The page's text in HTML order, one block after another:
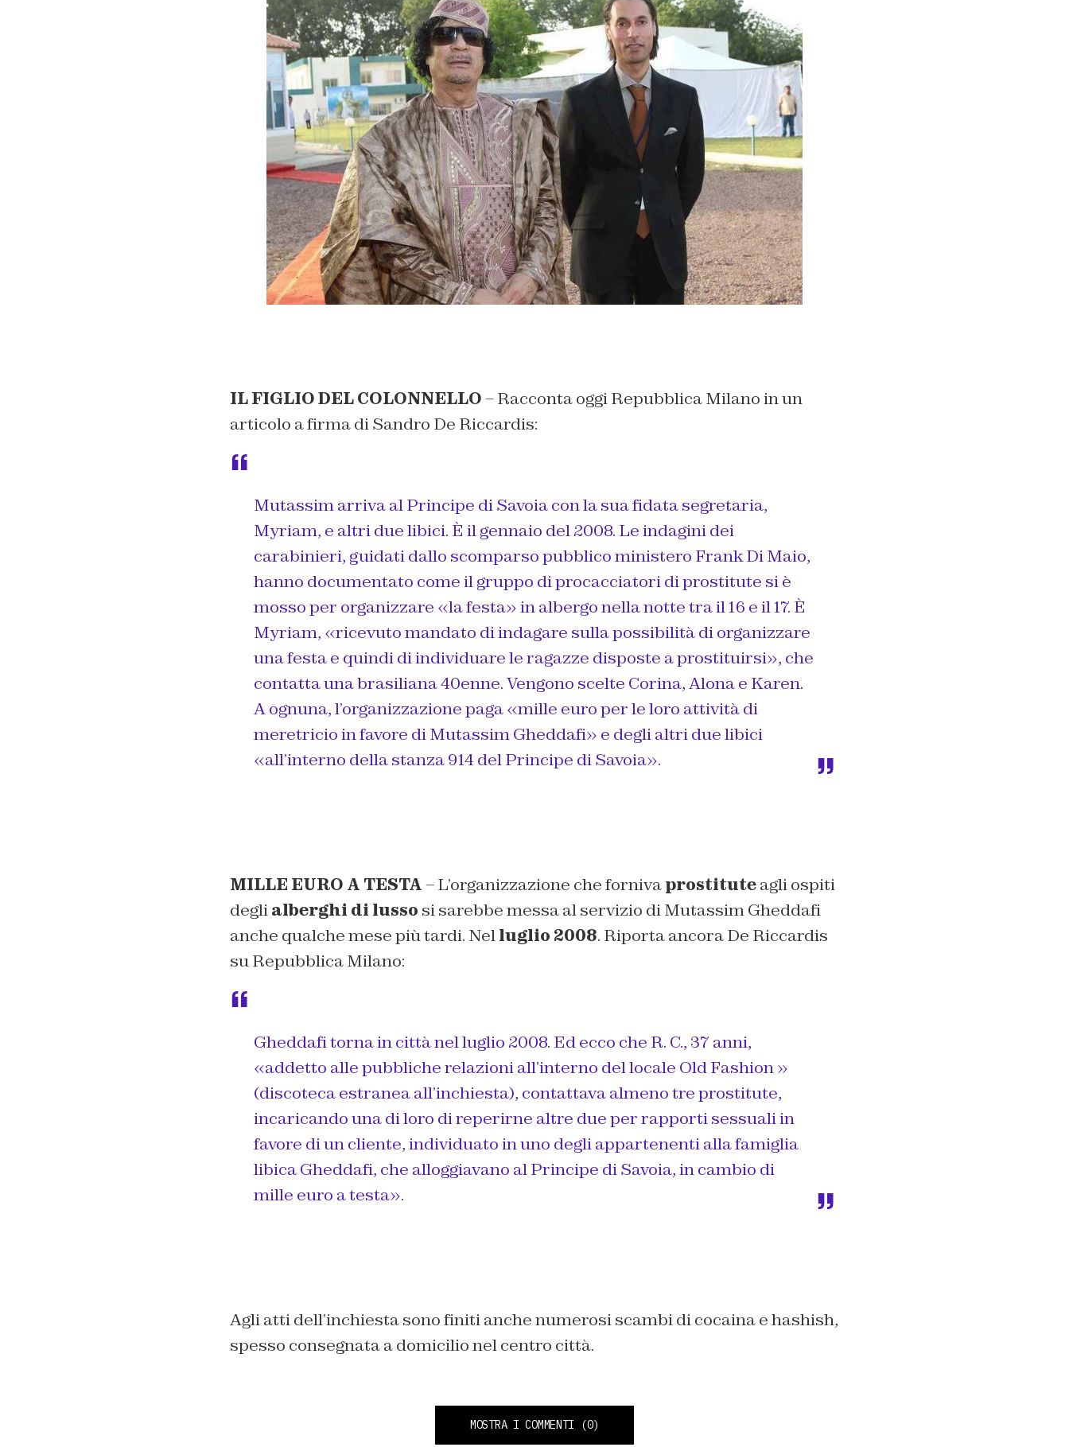
IL FIGLIO DEL COLONNELLO– Racconta oggi Repubblica Milano in un
articolo a firma di Sandro De Riccardis:
Mutassim arriva al Principe di Savoia con la sua fidata segretaria,
Myriam, e altri due libici. È il gennaio del 2008. Le indagini dei
carabinieri, guidati dallo scomparso pubblico ministero Frank Di Maio,
hanno documentato come il gruppo di procacciatori di prostitute si è
mosso per organizzare «la festa» in albergo nella notte tra il 16 e il 17. È
Myriam, «ricevuto mandato di indagare sulla possibilità di organizzare
una festa e quindi di individuare le ragazze disposte a prostituirsi», che
contatta una brasiliana 40enne. Vengono scelte Corina, Alona e Karen.
A ognuna, l’organizzazione paga «mille euro per le loro attività di
meretricio in favore di Mutassim Gheddafi» e degli altri due libici
«all’interno della stanza 914 del Principe di Savoia».
MILLE EURO A TESTA– L’organizzazione che fornivaprostituteagli ospiti
deglialberghi di lusso si sarebbe messa al servizio di Mutassim Gheddafi
anche qualche mese più tardi. Nelluglio 2008. Riporta ancora De Riccardis
su Repubblica Milano:
Gheddafi torna in città nel luglio 2008. Ed ecco che R. C., 37 anni,
«addetto alle pubbliche relazioni all’interno del locale Old Fashion »
(discoteca estranea all’inchiesta), contattava almeno tre prostitute,
incaricando una di loro di reperirne altre due per rapporti sessuali in
favore di un cliente, individuato in uno degli appartenenti alla famiglia
libica Gheddafi, che alloggiavano al Principe di Savoia, in cambio di
mille euro a testa».
Agli atti dell’inchiesta sono finiti anche numerosi scambi di cocaina e hashish,
spesso consegnata a domicilio nel centro città.
MOSTRA I COMMENTI (0)